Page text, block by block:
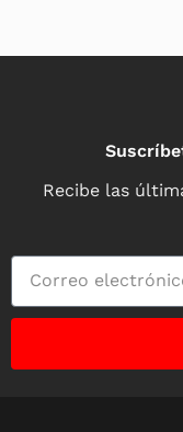
Recibe las